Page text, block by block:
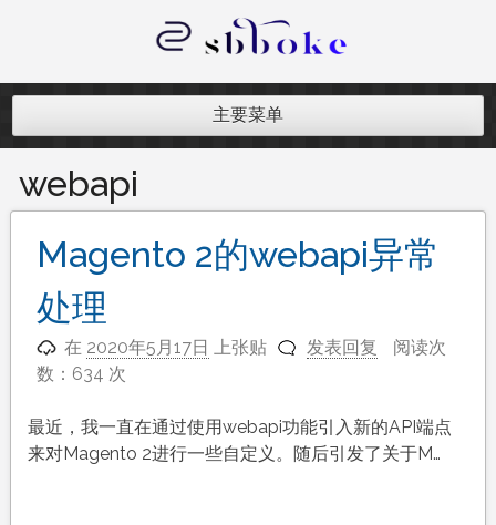
内
记录跨境电商独立站开发遇到的点点
主要菜单
webapi
Magento 2的webapi异常
处理
在 2020年5月17日 上张贴 发表回复
阅读次
数：634 次
最近，我一直在通过使用webapi功能引入新的API端点
来对Magento 2进行一些自定义。随后引发了关于M…